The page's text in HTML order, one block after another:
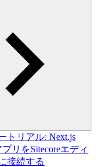
トリアル: Next.js
プリをSitecoreエディ
接続する